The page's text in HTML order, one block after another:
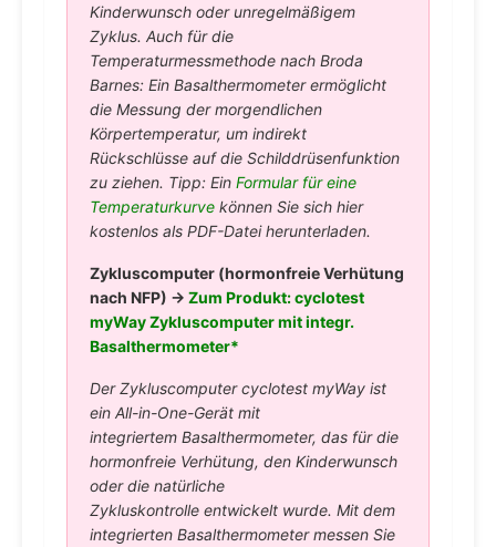
Kinderwunsch oder unregelmäßigem
Zyklus. Auch für die
Temperaturmessmethode nach Broda
Barnes: Ein Basalthermometer ermöglicht
die Messung der morgendlichen
Körpertemperatur, um indirekt
Rückschlüsse auf die Schilddrüsenfunktion
zu ziehen. Tipp: Ein Formular für eine
Temperaturkurve können Sie sich hier
kostenlos als PDF-Datei herunterladen.
Zykluscomputer (hormonfreie Verhütung
nach NFP) → Zum Produkt: cyclotest
myWay Zykluscomputer mit integr.
Basalthermometer*
Der Zykluscomputer cyclotest myWay ist
ein All-in-One-Gerät mit
integriertem Basalthermometer, das für die
hormonfreie Verhütung, den Kinderwunsch
oder die natürliche
Zykluskontrolle entwickelt wurde. Mit dem
integrierten Basalthermometer messen Sie